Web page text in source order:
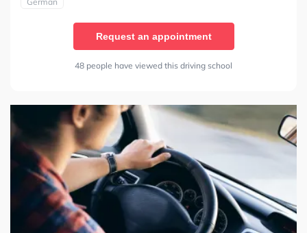
Request an appointment
48 people have viewed this driving school